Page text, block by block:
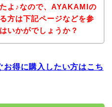
よ♪なので、AYAKAMIの
方は下記ページなどを参
いかがでしょうか？
得に購入したい方はこち